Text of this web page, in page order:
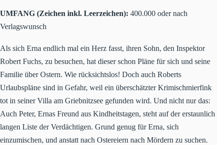
UMFANG (Zeichen inkl. Leerzeichen): 400.000 oder nach
Verlagswunsch
Als sich Erna endlich mal ein Herz fasst, ihren Sohn, den Inspektor
Robert Fuchs, zu besuchen, hat dieser schon Pläne für sich und seine
Familie über Ostern. Wie rücksichtslos! Doch auch Roberts
Urlaubspläne sind in Gefahr, weil ein überschätzter Krimischmierfink
tot in seiner Villa am Griebnitzsee gefunden wird. Und nicht nur das:
Auch Peter, Ernas Freund aus Kindheitstagen, steht auf der erstaunlich
langen Liste der Verdächtigen. Grund genug für Erna, sich
einzumischen, und anstatt nach Ostereiern nach Mördern zu suchen.